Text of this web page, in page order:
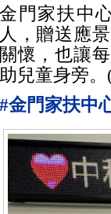
金門家扶中
人，贈送應
關懷，也讓
助兒童身旁
#金門家扶中